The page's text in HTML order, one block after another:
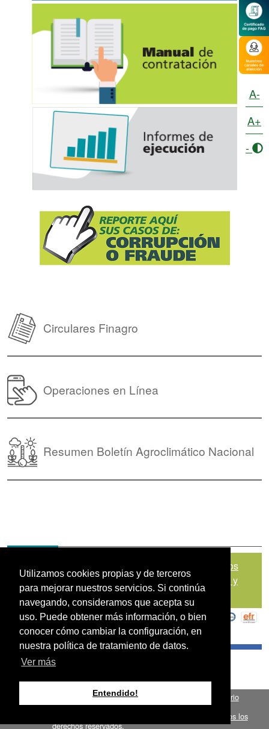
Utilizamos cookies propias y de terceros
para mejorar nuestros servicios. Si continúa
navegando, consideramos que acepta su
uso. Puede obtener más información, o bien
conocer cómo cambiar la configuración, en
nuestra política de tratamiento de datos.
Ver más
Entendido!
Circulares Finagro
Operaciones en Línea
Resumen Boletín Agroclimático Nacional
Política de Tratamiento de Datos
Personales|Políticas de Seguridad, Términos y
Condiciones de Uso
Fondo para el Financiamiento del Sector Agropecuario
FINAGRO.
todos los
derechos reservados.
A-
A+
-